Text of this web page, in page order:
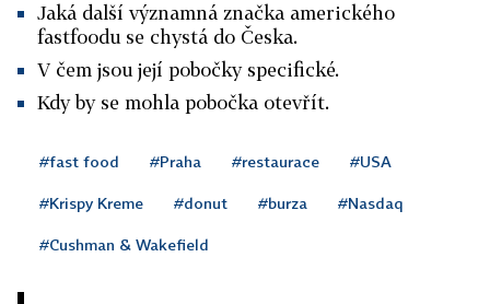
Jaká další významná značka amerického
fastfoodu se chystá do Česka.
V čem jsou její pobočky specifické.
Kdy by se mohla pobočka otevřít.
#fast food #Praha #restaurace #USA
#Krispy Kreme #donut #burza #Nasdaq
#Cushman & Wakefield